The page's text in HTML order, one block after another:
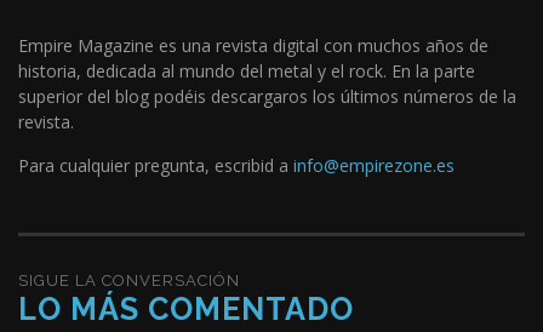
Empire Magazine es una revista digital con muchos años de
historia, dedicada al mundo del metal y el rock. En la parte
superior del blog podéis descargaros los últimos números de la
revista.
Para cualquier pregunta, escribid a info@empirezone.es
SIGUE LA CONVERSACIÓN
LO MÁS COMENTADO